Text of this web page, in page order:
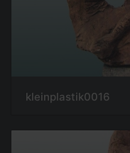
kleinplastik0016